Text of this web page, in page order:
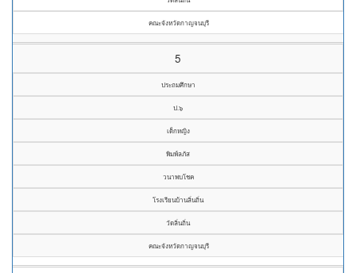
คณะจังหวัดกาญจนบุรี
5
ประถมศึกษา
ป.๖
เด็กหญิง
พิมพ์ลภัส
วนาพบโชค
โรงเรียนบ้านลิ่นถิ่น
วัดลิ่นถิ่น
คณะจังหวัดกาญจนบุรี